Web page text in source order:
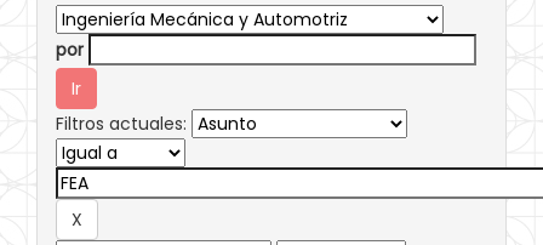
por
Filtros actuales: